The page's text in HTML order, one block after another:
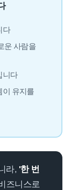
다
운 사람을
니다
이 유지를
라, '한 번
즈니스로